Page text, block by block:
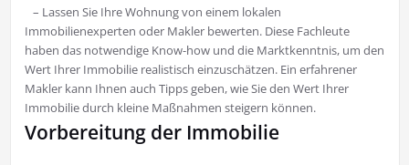
– Lassen Sie Ihre Wohnung von einem lokalen
Immobilienexperten oder Makler bewerten. Diese Fachleute
haben das notwendige Know-how und die Marktkenntnis, um den
Wert Ihrer Immobilie realistisch einzuschätzen. Ein erfahrener
Makler kann Ihnen auch Tipps geben, wie Sie den Wert Ihrer
Immobilie durch kleine Maßnahmen steigern können.
Vorbereitung der Immobilie